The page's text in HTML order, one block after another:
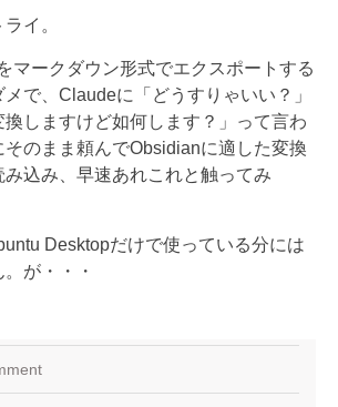
イ。
マークダウン形式でエクスポートする
で、Claudeに「どうすりゃいい？」
換しますけど如何します？」って言わ
そのまま頼んでObsidianに適した変換
み込み、早速あれこれと触ってみ
Desktopだけで使っている分には
が・・・